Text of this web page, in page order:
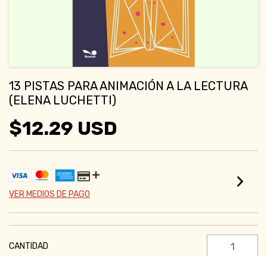
13 PISTAS PARA ANIMACIÓN A LA LECTURA
(ELENA LUCHETTI)
$12.29 USD
VER MEDIOS DE PAGO
CANTIDAD